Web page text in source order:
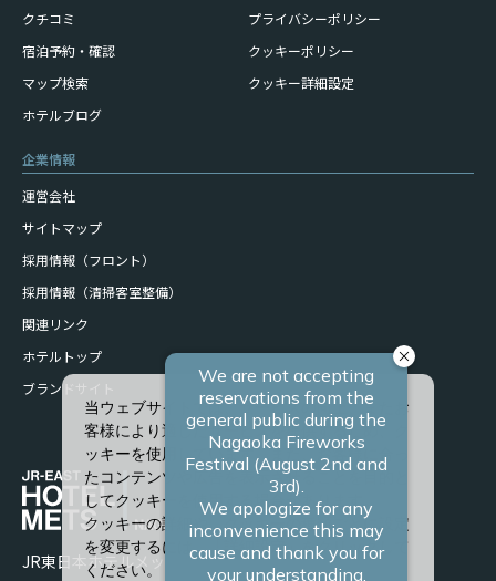
クチコミ
宿泊予約・確認
マップ検索
ホテルブログ
プライバシーポリシー
クッキーポリシー
クッキー詳細設定
企業情報
運営会社
サイトマップ
採用情報（フロント）
採用情報（清掃客室整備）
関連リンク
ホテルトップ
ブランドサイト
JR東日本ホテルメッツ 長岡
当ウェブサイトでは、サービスの向上、またお
客様により適したサービスを提供するため、ク
ッキーを使用しています。また、お客様に合っ
たコンテンツや広告を表示させることを目的と
してクッキーを使用する場合があります。
クッキーの詳細や、クッキーの種類ごとに設定
を変更するには、「詳細設定」をクリックして
ください。